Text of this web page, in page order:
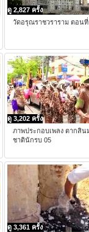
ดู 2,827 ครั้ง
วัดอรุณราชวราราม ตอนที่
ดู 3,202 ครั้ง
ภาพประกอบเพลง ตากสิน
ชาตินักรบ 05
ดู 3,361 ครั้ง